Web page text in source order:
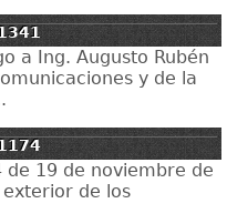
a Ing. Augusto Rubén
y de la
de 19 de noviembre de
de los